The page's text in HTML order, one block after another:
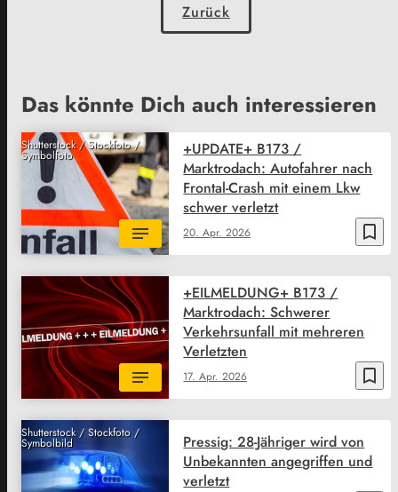
Zurück
Das könnte Dich auch interessieren
Shutterstock / Stockfoto /
Symbolfoto
bookmark_border
20. Apr. 2026
+UPDATE+ B173 /
Marktrodach: Autofahrer nach
Frontal-Crash mit einem Lkw
schwer verletzt
bookmark_border
17. Apr. 2026
+EILMELDUNG+ B173 /
Marktrodach: Schwerer
Verkehrsunfall mit mehreren
Verletzten
Shutterstock / Stockfoto /
Symbolbild
Pressig: 28-Jähriger wird von
Unbekannten angegriffen und
verletzt